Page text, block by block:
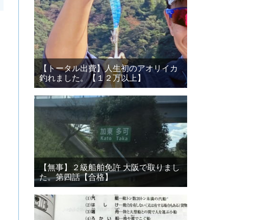
【トータル出費】人生初のアオリイカ
釣れました。【１２万以上】
【無事】２級船舶免許 大阪で取りまし
た。第四話【合格】